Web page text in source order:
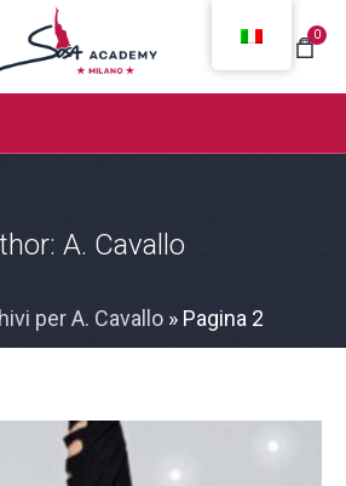
0
A. Cavallo
per A. Cavallo » Pagina 2